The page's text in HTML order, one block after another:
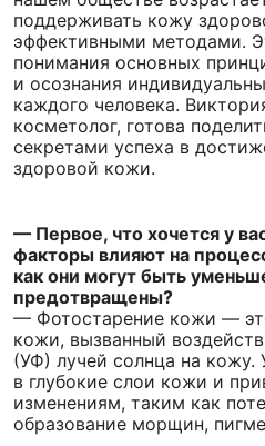
поддерживать кожу
эффективными методами.
понимания основных
и осознания
каждого человека.
косметолог, готова
секретами успеха в
здоровой кожи.
— Первое, что хочется у
факторы влияют на
как они могут быть
предотвращены?
— Фотостарение кожи —
кожи, вызванный
(УФ) лучей солнца на кожу.
в глубокие слои кожи и
изменениям, таким как
образование морщин,